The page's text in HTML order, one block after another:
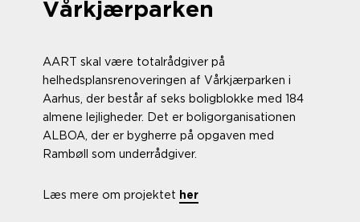
Vårkjærparken
AART skal være totalrådgiver på
helhedsplansrenoveringen af Vårkjærparken i
Aarhus, der består af seks boligblokke med 184
almene lejligheder. Det er boligorganisationen
ALBOA, der er bygherre på opgaven med
Rambøll som underrådgiver.
Læs mere om projektet her